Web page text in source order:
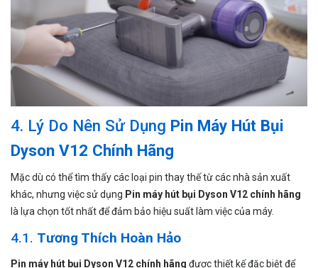
4. Lý Do Nên Sử Dụng Pin Máy Hút Bụi
Dyson V12 Chính Hãng
Mặc dù có thể tìm thấy các loại pin thay thế từ các nhà sản xuất
khác, nhưng việc sử dụng Pin máy hút bụi Dyson V12 chính hãng
là lựa chọn tốt nhất để đảm bảo hiệu suất làm việc của máy.
4.1. Tương Thích Hoàn Hảo
Pin máy hút bụi Dyson V12 chính hãng được thiết kế đặc biệt để